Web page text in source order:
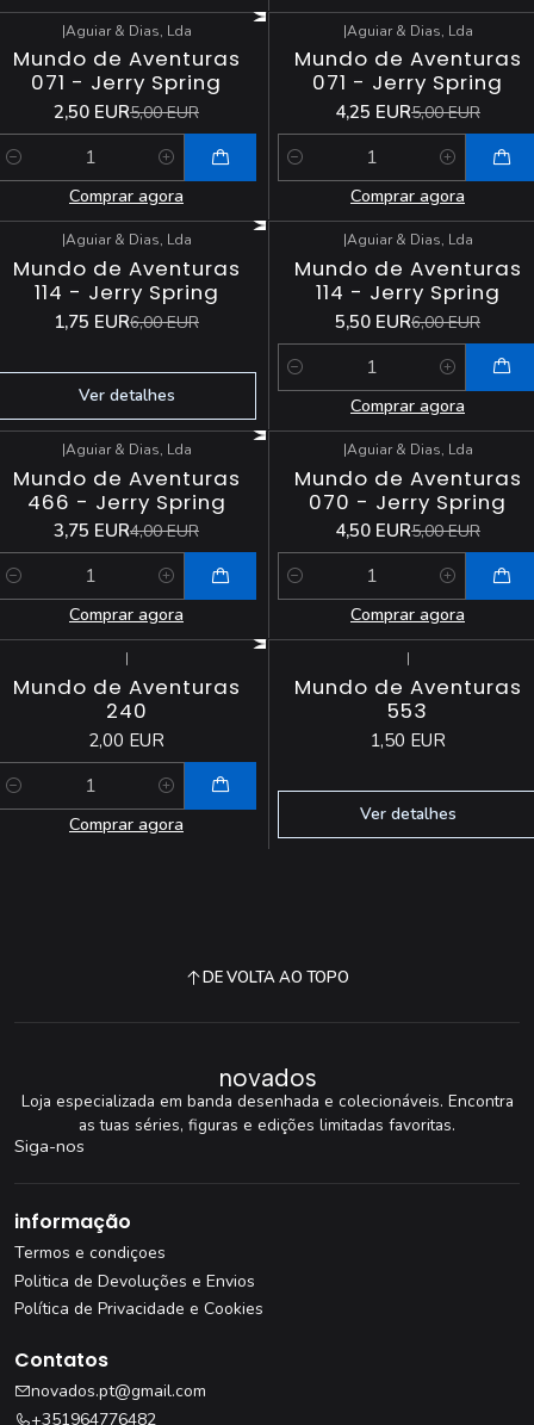
DESCONTO
|Aguiar & Dias, Lda
Mundo de Aventuras
071 - Jerry Spring
2,50 EUR5,00 EUR
Comprar agora
DESCONTO
|Aguiar & Dias, Lda
Mundo de Aventuras
071 - Jerry Spring
4,25 EUR5,00 EUR
Quantidade
Comprar agora
DESCONTO
Esgotado
|Aguiar & Dias, Lda
Mundo de Aventuras
114 - Jerry Spring
1,75 EUR6,00 EUR
Ver detalhes
DESCONTO
|Aguiar & Dias, Lda
Mundo de Aventuras
114 - Jerry Spring
5,50 EUR6,00 EUR
Quantidade
Comprar agora
DESCONTO
|Aguiar & Dias, Lda
Mundo de Aventuras
466 - Jerry Spring
3,75 EUR4,00 EUR
Comprar agora
DESCONTO
|Aguiar & Dias, Lda
Mundo de Aventuras
070 - Jerry Spring
4,50 EUR5,00 EUR
Quantidade
Comprar agora
|
Mundo de Aventuras
240
2,00 EUR
Comprar agora
|
Mundo de Aventuras
553
1,50 EUR
Ver detalhes
DE VOLTA AO TOPO
novados
Loja especializada em banda desenhada e colecionáveis. Encontra
as tuas séries, figuras e edições limitadas favoritas.
Siga-nos
informação
Termos e condiçoes
Politica de Devoluções e Envios
Política de Privacidade e Cookies
Contatos
novados.pt@gmail.com
+351964776482